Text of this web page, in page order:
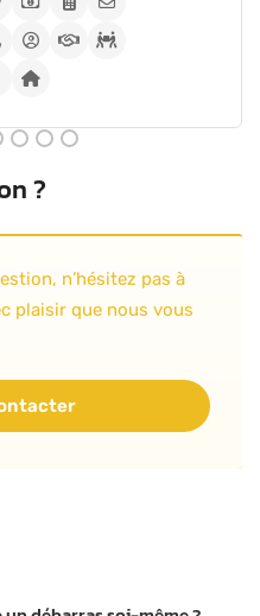
?
n’hésitez pas à
plaisir que nous vous